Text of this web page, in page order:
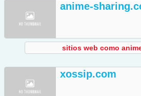
anime-
sitios web como
xossip.com